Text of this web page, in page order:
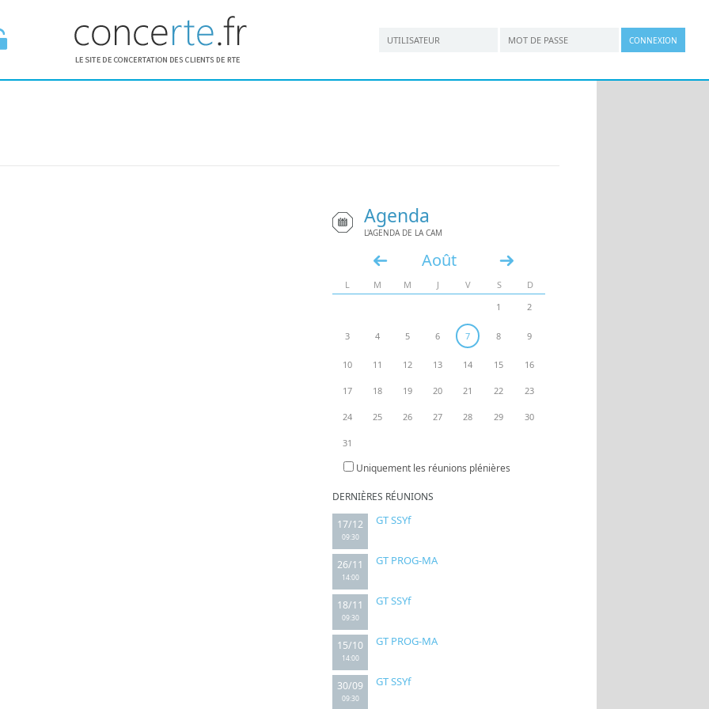
Agenda
L'AGENDA DE LA CAM
Août
« »
L M M J V S
D
1
2
3 4 5 6 7 8 9
10 11 12 13 14 15 16
17 18 19 20 21 22 23
24 25 26 27 28 29 30
31
Uniquement les réunions plénières
DERNIÈRES RÉUNIONS
17/12
09:30
GT SSYf
26/11
14:00
GT PROG-MA
18/11
09:30
GT SSYf
15/10
14:00
GT PROG-MA
30/09
09:30
GT SSYf